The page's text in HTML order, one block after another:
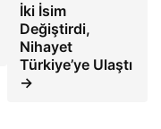
İki İsim
Değiştirdi,
Nihayet
Türkiye’ye Ulaştı
→